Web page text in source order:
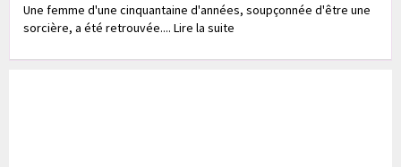
Une femme d'une cinquantaine d'années, soupçonnée d'être une
sorcière, a été retrouvée.... Lire la suite